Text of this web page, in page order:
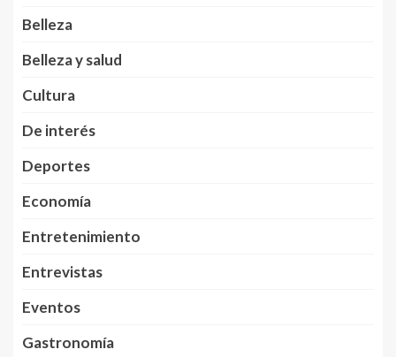
Belleza
Belleza y salud
Cultura
De interés
Deportes
Economía
Entretenimiento
Entrevistas
Eventos
Gastronomía